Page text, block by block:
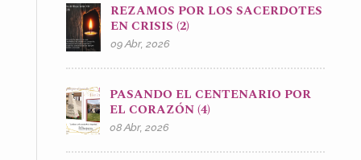
REZAMOS POR LOS SACERDOTES
EN CRISIS (2)
09 Abr, 2026
PASANDO EL CENTENARIO POR
EL CORAZÓN (4)
08 Abr, 2026